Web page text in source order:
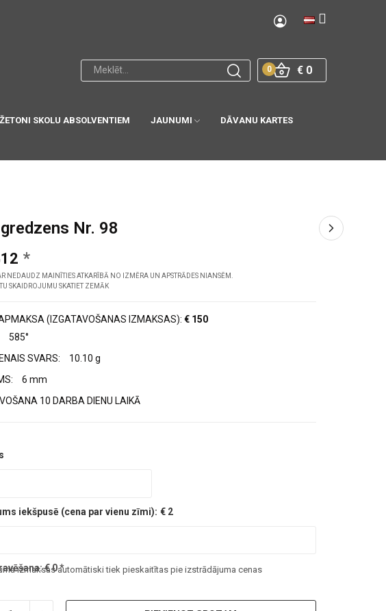
€ 0
0
ŽETONI SKOLU ABSOLVENTIEM JAUNUMI
DĀVANU KARTES
Nr. 98
NEDAUDZ MAINĪTIES ATKARĪBĀ NO IZMĒRA UN APSTRĀDES NIANSĒM.
SKAIDROJUMU SKATIET ZEMĀK
(IZGATAVOŠANAS IZMAKSAS): € 150
585°
SVARS:
10.10 g
6 mm
10 DARBA DIENU LAIKĀ
iekšpusē (cena par vienu zīmi): € 2
€0*
izmaksas automātiski tiek pieskaitītas pie izstrādājuma cenas